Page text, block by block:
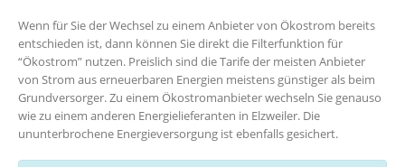
Wenn für Sie der Wechsel zu einem Anbieter von Ökostrom bereits
entschieden ist, dann können Sie direkt die Filterfunktion für
“Ökostrom” nutzen. Preislich sind die Tarife der meisten Anbieter
von Strom aus erneuerbaren Energien meistens günstiger als beim
Grundversorger. Zu einem Ökostromanbieter wechseln Sie genauso
wie zu einem anderen Energielieferanten in Elzweiler. Die
ununterbrochene Energieversorgung ist ebenfalls gesichert.